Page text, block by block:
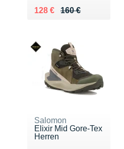
160 €
Au lieu de 160 €
128 €
Vendu 128 €
Salomon
Elixir Mid Gore-Tex
Herren